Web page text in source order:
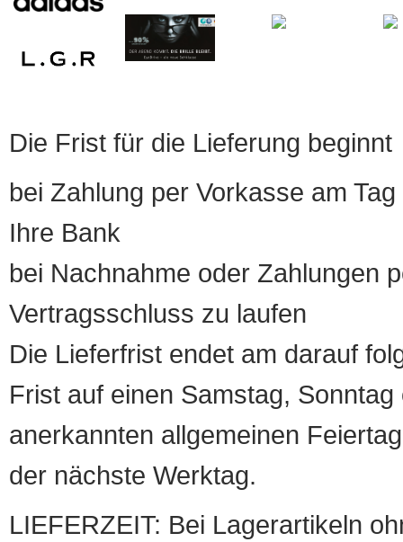
Die Frist für die Lieferung beginnt
bei Zahlung per Vorkasse am
Ihre Bank
bei Nachnahme oder Zahlungen
Vertragsschluss zu laufen
Die Lieferfrist endet am darauf
Frist auf einen Samstag,
anerkannten allgemeinen
der nächste Werktag.
LIEFERZEIT: Bei Lagerartikeln